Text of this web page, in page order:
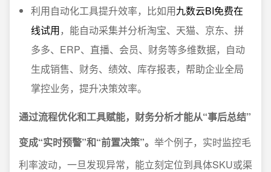
利用自动化工具提升效率，比如用九数云BI免费在
线试用，能自动采集并分析淘宝、天猫、京东、拼
多多、ERP、直播、会员、财务等多维数据，自动
生成销售、财务、绩效、库存报表，帮助企业全局
掌控业务，提升决策效率。
通过流程优化和工具赋能，财务分析才能从“事后总结”
变成“实时预警”和“前置决策”。 举个例子，实时监控毛
利率波动，一旦发现异常，能立刻定位到具体SKU或渠